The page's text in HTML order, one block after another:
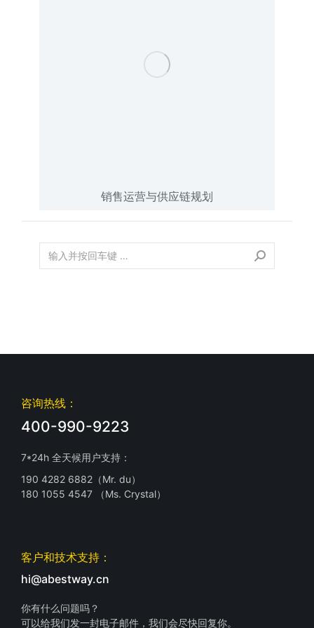
销售运营与供应链规划
咨询热线：
400-990-9223
7*24h 全天候用户支持：
190 4282 6882（Mr. du）
180 1055 4547 （Ms. Crystal）
客户和技术支持：
hi@abestway.cn
你有什么问题吗？
可以给我们发一封电子邮件，我们会尽快回复你。